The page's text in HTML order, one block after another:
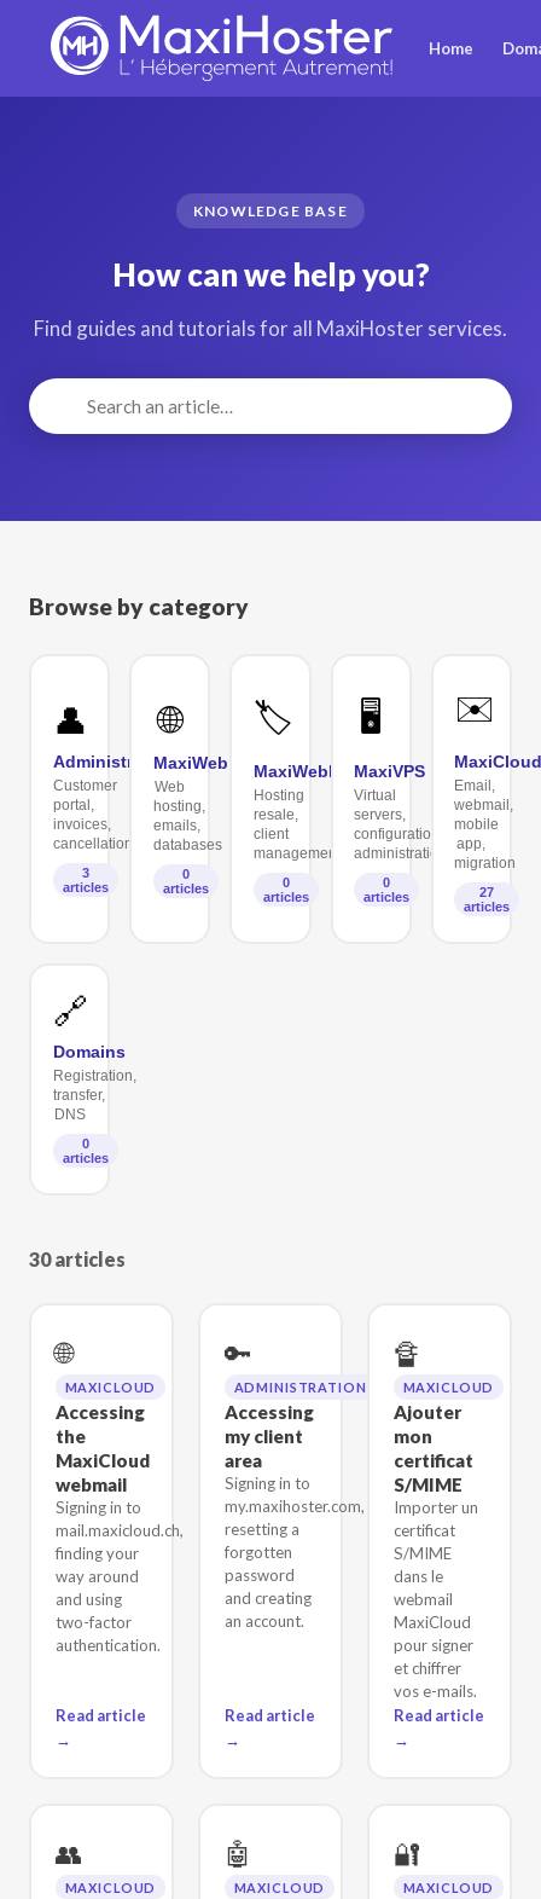
Home
KNOWLEDGE BASE
How can we help you?
Find guides and tutorials for all MaxiHoster services.
Browse by category
👤
Administration
Customer
portal,
invoices,
cancellation
3
articles
🌐
MaxiWeb
Web
hosting,
emails,
databases
0
articles
🏷️
MaxiWebReseller
Hosting
resale,
client
management
0
articles
🖥️
MaxiVPS
Virtual
servers,
configuration,
administration
0
articles
✉️
Email,
webmail,
mobile
app,
migration
27
articles
🔗
Domains
Registration,
transfer,
DNS
0
articles
30 articles
🌐
MAXICLOUD
Accessing
the
MaxiCloud
webmail
Signing in to
mail.maxicloud.ch,
finding your
way around
and using
two-factor
authentication.
Read article
→
🔑
ADMINISTRATION
Accessing
my client
area
Signing in to
my.maxihoster.com,
resetting a
forgotten
password
and creating
an account.
Read article
→
🔏
MAXICLOUD
Ajouter
mon
certificat
S/MIME
Importer un
certificat
S/MIME
dans le
webmail
MaxiCloud
pour signer
et chiffrer
vos e-mails.
Read article
→
👥
MAXICLOUD
🤖
MAXICLOUD
🔐
MAXICLOUD